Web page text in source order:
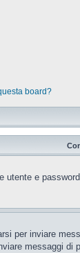
board?
e
per inviare
messaggi